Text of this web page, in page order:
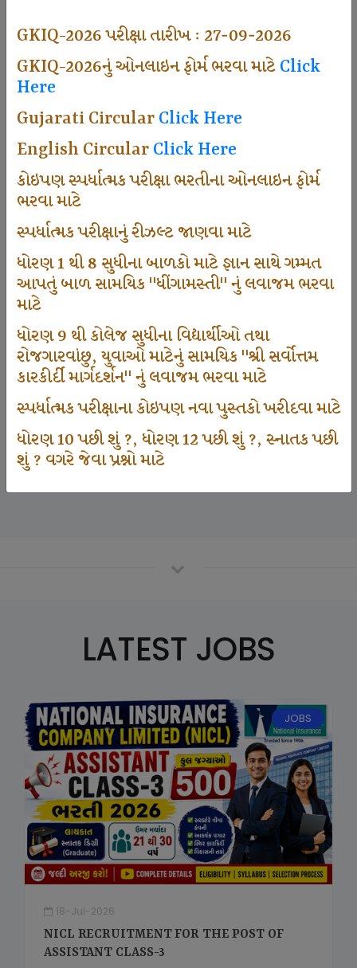
GKIQ-2026 પરીક્ષા તારીખ : 27-09-2026
GKIQ-2026નું ઓનલાઇન ફોર્મ ભરવા માટેClick
Here
Gujarati CircularClick Here
English CircularClick Here
કોઇપણ સ્પર્ધાત્મક પરીક્ષા ભરતીના ઓનલાઇન ફોર્મ
ભરવા માટે
સ્પર્ધાત્મક પરીક્ષાનું રીઝલ્ટ જાણવા માટે
ધોરણ 1 થી 8 સુધીના બાળકો માટે જ્ઞાન સાથે ગમ્મત
આપતું બાળ સામયિક "ધીંગામસ્તી" નું લવાજમ ભરવા
માટે
ધોરણ 9 થી કોલેજ સુધીના વિદ્યાર્થીઓ તથા
રોજગારવાંછુ, યુવાઓ માટેનું સામયિક "શ્રી સર્વોત્તમ
કારકીર્દી માર્ગદર્શન" નું લવાજમ ભરવા માટે
સ્પર્ધાત્મક પરીક્ષાના કોઇપણ નવા પુસ્તકો ખરીદવા માટે
ધોરણ 10 પછી શું ?, ધોરણ 12 પછી શું ?, સ્નાતક પછી
શું ? વગરે જેવા પ્રશ્નો માટે
494
665
Sarvottam Karkirdi Subscripton
1000
Participate School In GKIQ
125000
LATEST JOBS
JOBS
18-Jul-2026
NICL RECRUITMENT FOR THE POST OF
ASSISTANT CLASS-3